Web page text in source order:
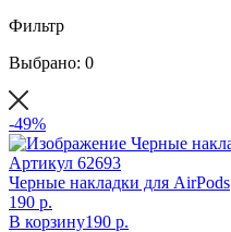
Фильтр
Выбрано: 0
-49%
Артикул 62693
Черные накладки для AirPods
190 р.
В корзину190 р.